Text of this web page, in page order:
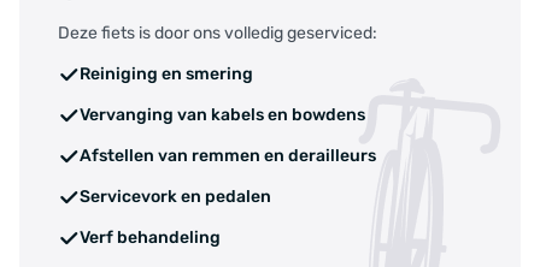
Deze fiets is door ons volledig geserviced:
Reiniging en smering
Vervanging van kabels en bowdens
Afstellen van remmen en derailleurs
Servicevork en pedalen
Verf behandeling